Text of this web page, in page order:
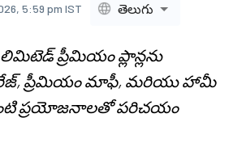
5:59 pm IST తెలుగు
ప్రీమియం ప్లాన్లను
ప్రీమియం మాఫీ, మరియు హామీ
ప్రయోజనాలతో పరిచయం